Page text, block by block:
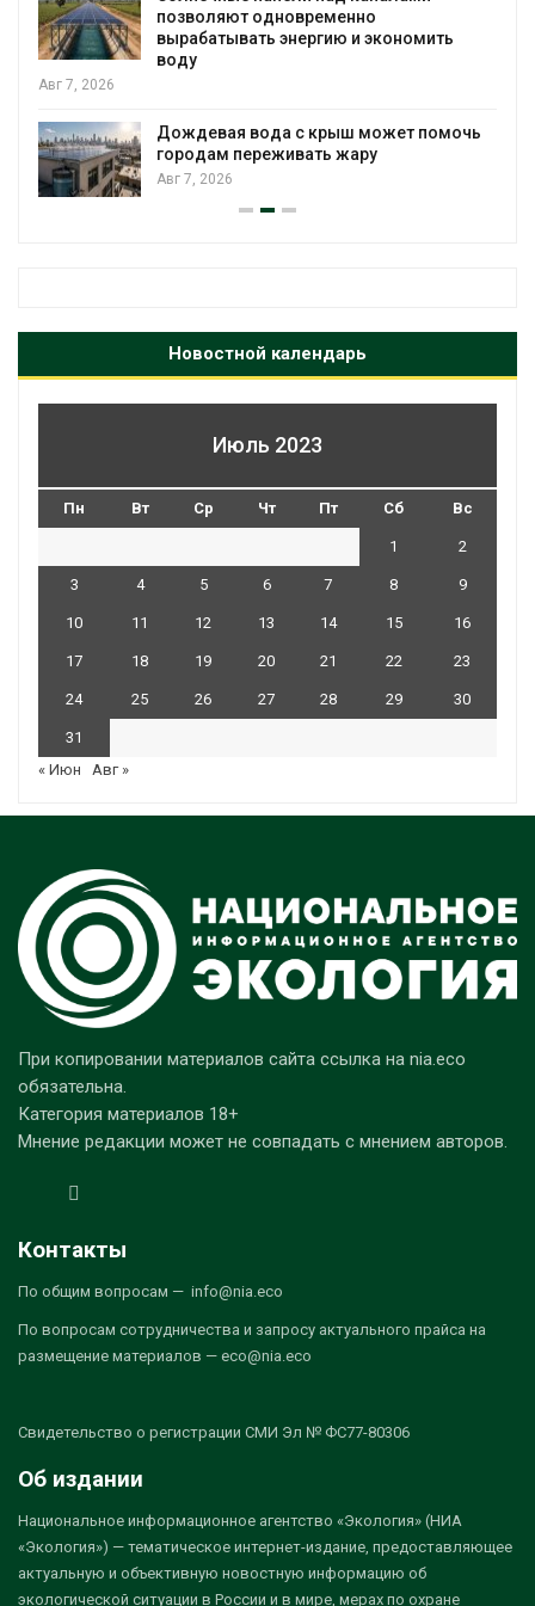
позволяют одновременно
вырабатывать энергию и экономить
воду
Авг 7, 2026
Дождевая вода с крыш может помочь
городам переживать жару
Авг 7, 2026
Новостной календарь
Июль 2023
Пн Вт Ср Чт Пт Сб Вс
1 2
3 4 5 6 7 8 9
10 11 12 13 14 15 16
17 18 19 20 21 22 23
24 25 26 27 28 29 30
31
« Июн
Авг »
При копировании материалов сайта ссылка на nia.eco
обязательна.
Категория материалов 18+
Мнение редакции может не совпадать с мнением авторов.
Контакты
По общим вопросам — info@nia.eco
По вопросам сотрудничества и запросу актуального прайса на
размещение материалов — eco@nia.eco
Свидетельство о регистрации СМИ Эл № ФС77-80306
Об издании
Национальное информационное агентство «Экология» (НИА
«Экология») — тематическое интернет-издание, предоставляющее
актуальную и объективную новостную информацию об
экологической ситуации в России и в мире, мерах по охране